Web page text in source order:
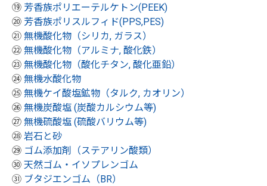
⑲ 芳香族ポリエーテルケトン(PEEK)
⑳ 芳香族ポリスルフィド(PPS,PES)
㉑ 無機酸化物（シリカ, ガラス）
㉒ 無機酸化物（アルミナ, 酸化鉄）
㉓ 無機酸化物（酸化チタン, 酸化亜鉛）
㉔ 無機水酸化物
㉕ 無機ケイ酸塩鉱物（タルク, カオリン）
㉖ 無機炭酸塩 (炭酸カルシウム等)
㉗ 無機硫酸塩 (硫酸バリウム等)
㉘ 岩石と砂
㉙ ゴム添加剤（ステアリン酸類）
㉚ 天然ゴム・イソプレンゴム
㉛ ブタジエンゴム（BR）